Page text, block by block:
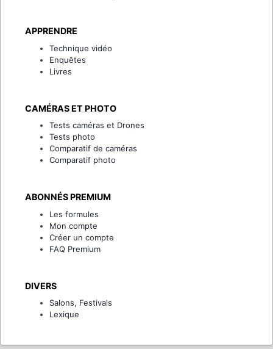
APPRENDRE
Technique vidéo
Enquêtes
Livres
CAMÉRAS ET PHOTO
Tests caméras et Drones
Tests photo
Comparatif de caméras
Comparatif photo
ABONNÉS PREMIUM
Les formules
Mon compte
Créer un compte
FAQ Premium
DIVERS
Salons, Festivals
Lexique